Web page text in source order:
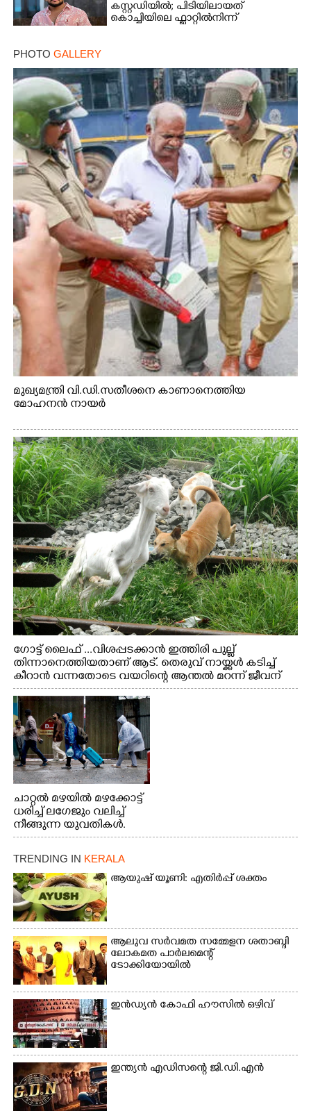
കസ്റ്റഡിയിൽ; പിടിയിലായത്
കൊച്ചിയിലെ ഫ്ലാറ്റിൽനിന്ന്
PHOTO GALLERY
മുഖ്യമന്ത്രി വി.ഡി.സതീശനെ കാണാനെത്തിയ
മോഹനൻ നായർ
ഗോട്ട് ലൈഫ് ...വിശപ്പടക്കാൻ ഇത്തിരി പുല്ല്
തിന്നാനെത്തിയതാണ് ആട്. തെരുവ് നായ്ക്കൾ കടിച്ച്
കീറാൻ വന്നതോടെ വയറിന്റെ ആന്തൽ മറന്ന് ജീവന്
വേണ്ടിയായി ഓട്ടം. എറണാകുളം വാത്തുരുത്തിയിൽ
നിന്നുള്ള കാഴ്ച
ചാറ്റൽ മഴയിൽ മഴക്കോട്ട്
ധരിച്ച് ലഗേജും വലിച്ച്
നീങ്ങുന്ന യുവതികൾ.
എറണാകുളം മേനകയിൽ
നിന്നുള്ള കാഴ്ച
TRENDING IN KERALA
ആയുഷ് യൂണി: എതിർപ്പ് ശക്തം
ആലുവ സർവമത സമ്മേളന ശതാബ്ദി
ലോകമത പാർലമെന്റ്
ടോക്കിയോയിൽ
ഇൻഡ്യൻ കോഫി ഹൗസിൽ ഒഴിവ്
ഇന്ത്യൻ എഡിസന്റെ ജി.ഡി.എൻ